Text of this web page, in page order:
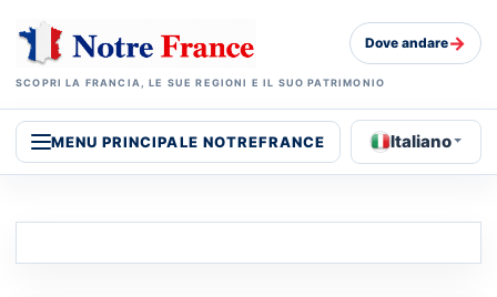
SCOPRI LA FRANCIA, LE SUE REGIONI E IL SUO PATRIMONIO
Dove andare→
MENU PRINCIPALE NOTREFRANCE Italiano